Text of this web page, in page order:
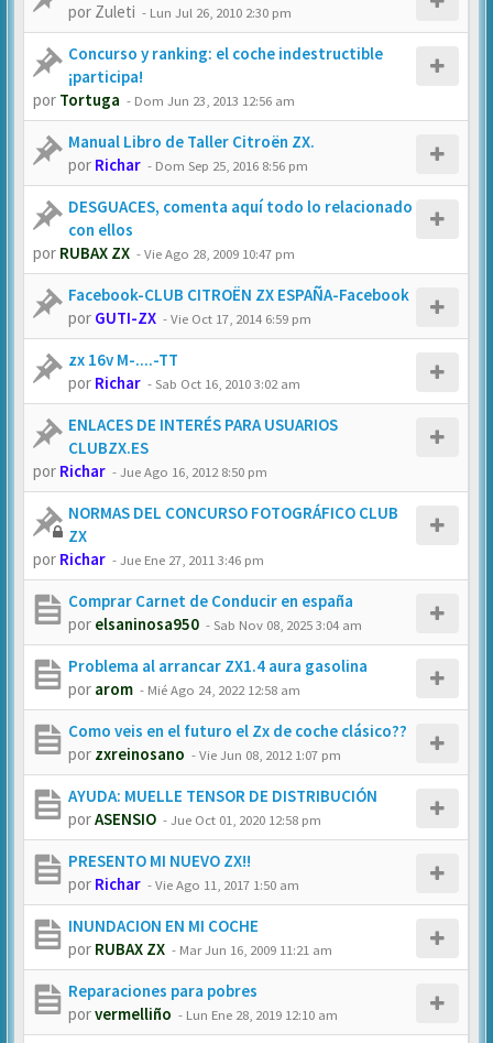
por Zuleti - Lun Jul 26, 2010 2:30 pm
Concurso y ranking: el coche indestructible
¡participa!
por Tortuga - Dom Jun 23, 2013 12:56 am
Manual Libro de Taller Citroën ZX.
por Richar - Dom Sep 25, 2016 8:56 pm
DESGUACES, comenta aquí todo lo relacionado
con ellos
por RUBAX ZX -Vie Ago 28, 2009 10:47 pm
Facebook-CLUB CITROËN ZX ESPAÑA-Facebook
por GUTI-ZX -Vie Oct 17, 2014 6:59 pm
zx 16v M-....-TT
por Richar -Sab Oct 16, 2010 3:02 am
ENLACES DE INTERÉS PARA USUARIOS
CLUBZX.ES
por Richar -Jue Ago 16, 2012 8:50 pm
NORMAS DEL CONCURSO FOTOGRÁFICO CLUB
ZX
por Richar -Jue Ene 27, 2011 3:46 pm
Comprar Carnet de Conducir en españa
por elsaninosa950 -Sab Nov 08, 2025 3:04 am
Problema al arrancar ZX1.4 aura gasolina
por arom - Mié Ago 24, 2022 12:58 am
Como veis en el futuro el Zx de coche clásico??
por zxreinosano -Vie Jun 08, 2012 1:07 pm
AYUDA: MUELLE TENSOR DE DISTRIBUCIÓN
porASENSIO -Jue Oct 01, 2020 12:58 pm
PRESENTO MI NUEVO ZX!!
por Richar -Vie Ago 11, 2017 1:50 am
INUNDACION EN MI COCHE
por RUBAX ZX - Mar Jun 16, 2009 11:21 am
Reparaciones para pobres
porvermelliño - Lun Ene 28, 2019 12:10 am